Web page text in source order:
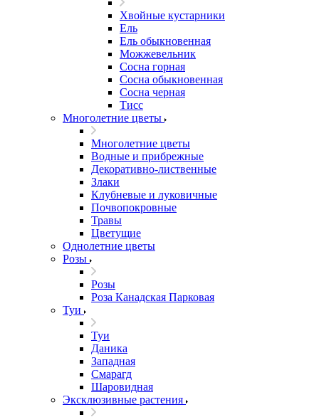
Хвойные кустарники
Ель
Ель обыкновенная
Можжевельник
Сосна горная
Сосна обыкновенная
Сосна черная
Тисс
Многолетние цветы
Многолетние цветы
Водные и прибрежные
Декоративно-лиственные
Злаки
Клубневые и луковичные
Почвопокровные
Травы
Цветущие
Однолетние цветы
Розы
Розы
Роза Канадская Парковая
Туи
Туи
Даника
Западная
Смарагд
Шаровидная
Эксклюзивные растения